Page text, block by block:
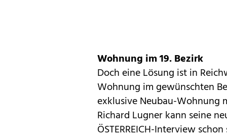
Wohnung im 19. Bezirk
Doch eine Lösung ist in
Wohnung im gewünschten
exklusive Neubau-Wohnung
Richard Lugner kann seine
ÖSTERREICH-Interview